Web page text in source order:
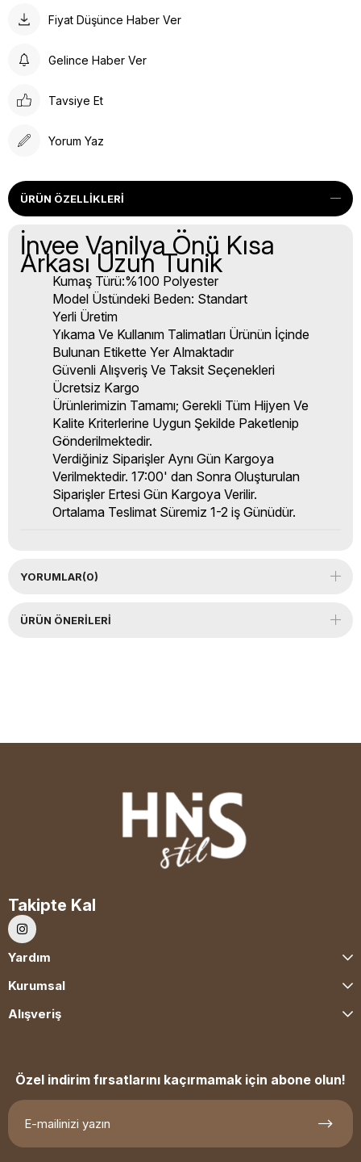
Fiyat Düşünce Haber Ver
Gelince Haber Ver
Tavsiye Et
Yorum Yaz
ÜRÜN ÖZELLIKLERI
İnvee Vanilya Önü Kısa
Arkası Uzun Tunik
Kumaş Türü:%100 Polyester
Model Üstündeki Beden: Standart
Yerli Üretim
Yıkama Ve Kullanım Talimatları Ürünün İçinde
Bulunan Etikette Yer Almaktadır
Güvenli Alışveriş Ve Taksit Seçenekleri
Ücretsiz Kargo
Ürünlerimizin Tamamı; Gerekli Tüm Hijyen Ve
Kalite Kriterlerine Uygun Şekilde Paketlenip
Gönderilmektedir.
Verdiğiniz Siparişler Aynı Gün Kargoya
Verilmektedir. 17:00' dan Sonra Oluşturulan
Siparişler Ertesi Gün Kargoya Verilir.
Ortalama Teslimat Süremiz 1-2 iş Günüdür.
YORUMLAR(0)
ÜRÜN ÖNERILERI
Takipte Kal
Yardım
Kurumsal
Alışveriş
Özel indirim fırsatlarını kaçırmamak için abone olun!